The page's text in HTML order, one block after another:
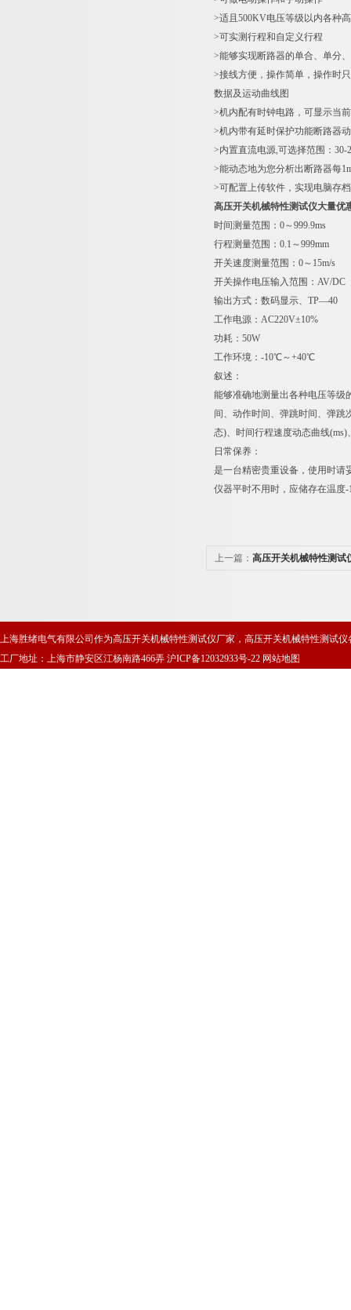
>适且500KV电压等级以内各种
>可实测行程和自定义行程
>能够实现断路器的单合、单分
>接线方便，操作简单，操作时
数据及运动曲线图
>机内配有时钟电路，可显示当
>机内带有延时保护功能断路器
>内置直流电源,可选择范围：
>能动态地为您分析出断路器每
>可配置上传软件，实现电脑存
高压开关机械特性测试仪大量优
时间测量范围：0～999.9ms
行程测量范围：0.1～
开关速度测量范围：0～
开关操作电压输入范围：AV/
输出方式：数码显示、
工作电源：
功耗：50W
工作环境：-10℃～+40℃
叙述：
能够准确地测量出各种电压等级
间、动作时间、弹跳时间、弹跳
态)、时间行程速度动态曲线
日常保养：
是一台精密贵重设备，使用时请
仪器平时不用时，应储存在温度
上一篇： 高压开关机械特性测试
上海胜绪电气有限公司作为高压开关机械特性测试仪厂家，高压开关机械特性测试
工厂地址：上海市静安区江杨南路466弄 沪ICP备12032933号-22 网站地图